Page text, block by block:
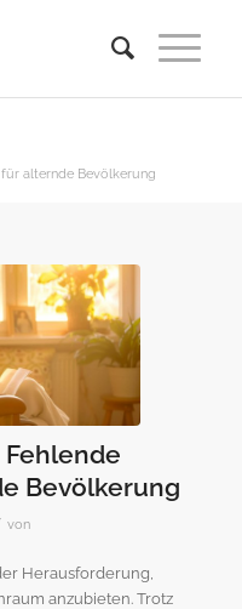
alternde Bevölkerung
Bevölkerung
von
Herausforderung,
anzubieten. Trotz